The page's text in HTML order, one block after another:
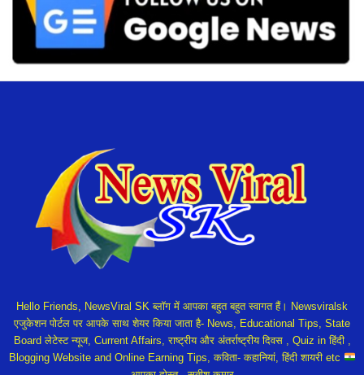
Hello Friends, NewsViral SK ब्लॉग में आपका बहुत बहुत स्वागत हैं। Newsviralsk
एजुकेशन पोर्टल पर आपके साथ शेयर किया जाता है- News, Educational Tips, State
Board लेटेस्ट न्यूज, Current Affairs, राष्ट्रीय और अंतर्राष्ट्रीय दिवस , Quiz in हिंदी ,
Blogging Website and Online Earning Tips, कविता- कहानियां, हिंदी शायरी etc